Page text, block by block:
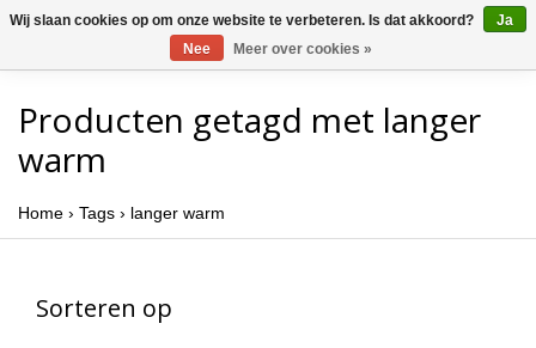
Producten getagd met langer
warm
Home › Tags › langer warm
Sorteren op
Wij slaan cookies op om onze website te verbeteren. Is dat akkoord?
Ja
Nee
Meer over cookies »